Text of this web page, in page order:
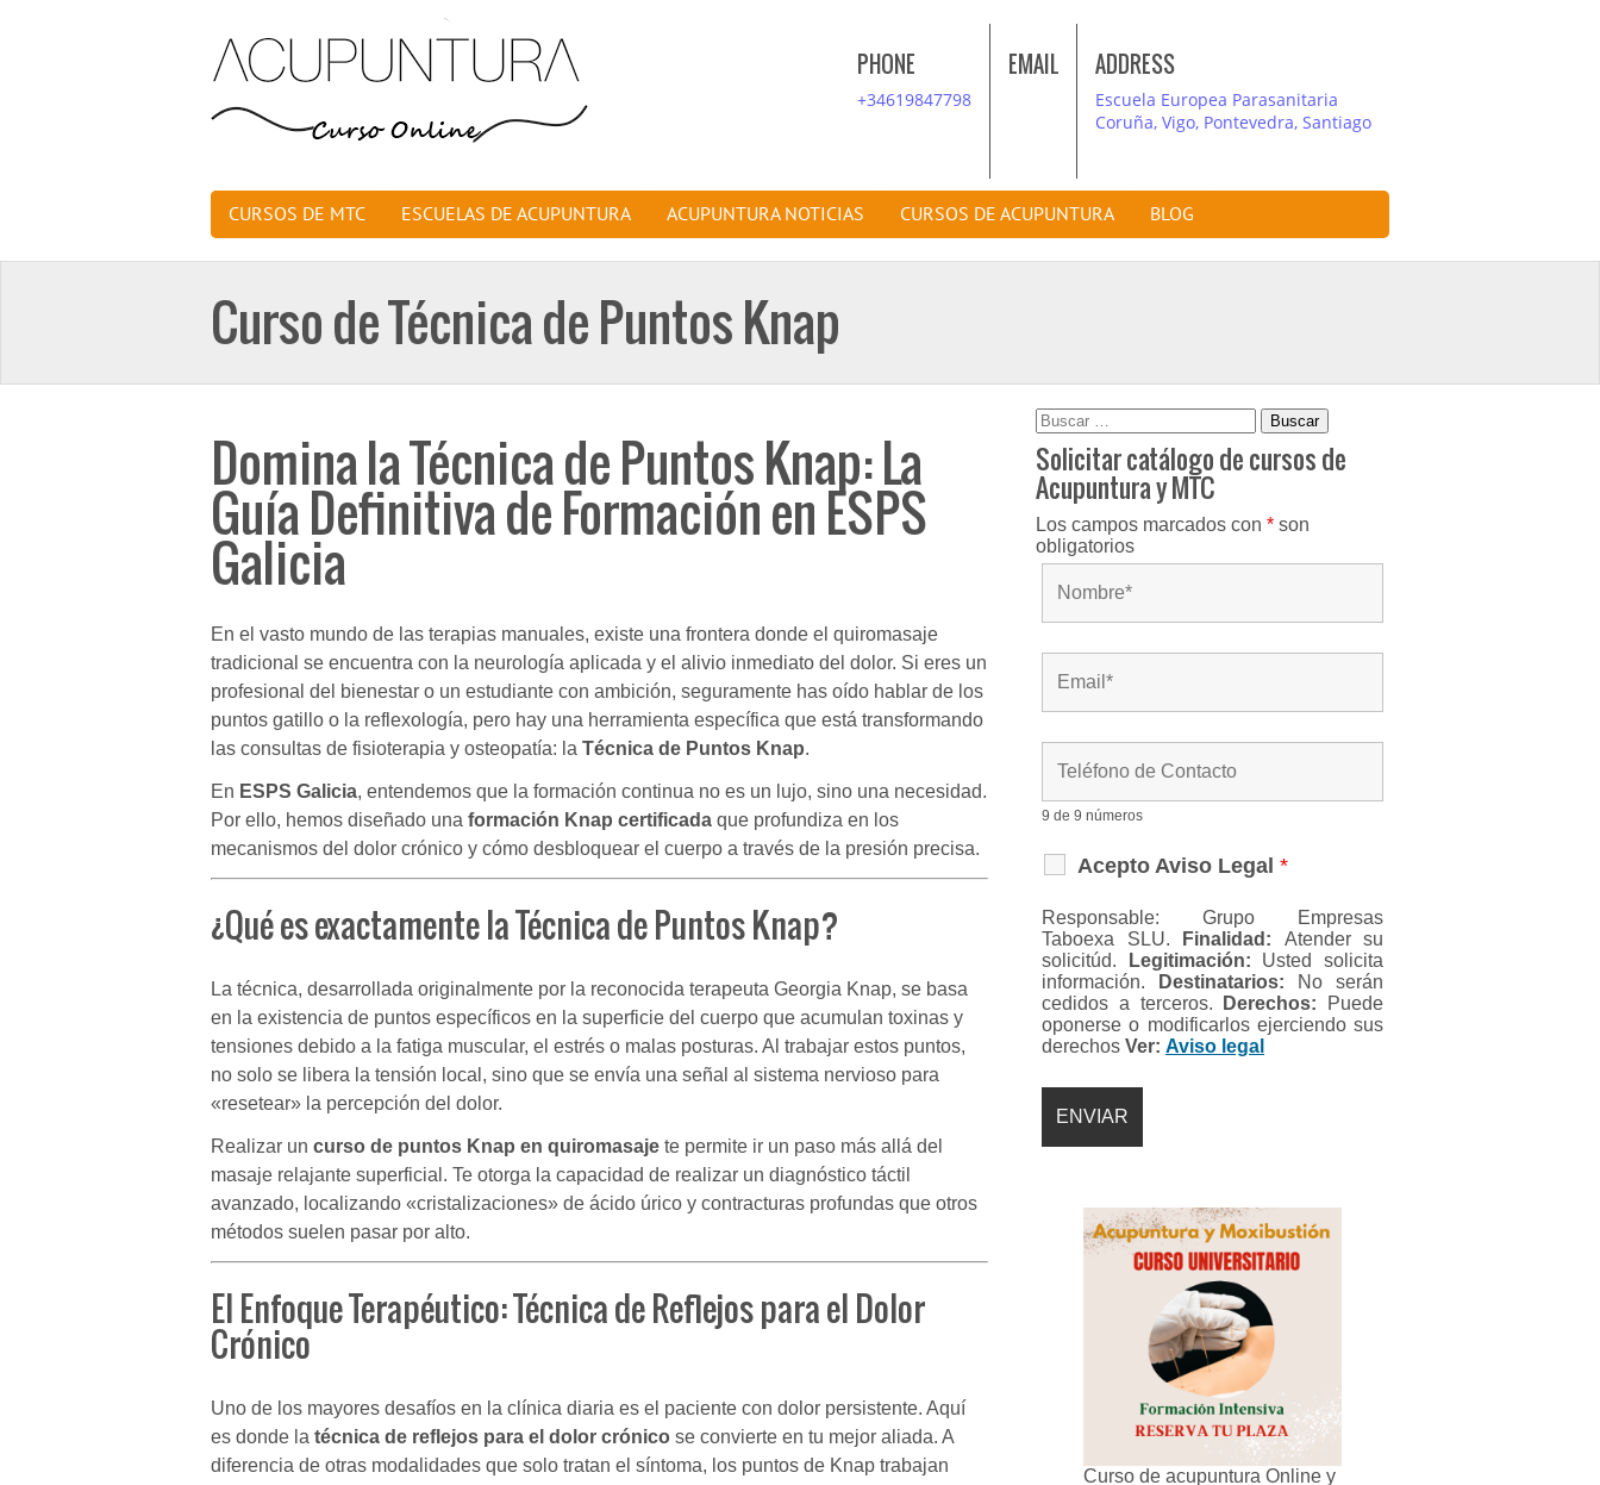
ADDRESS
Escuela Europea Parasanitaria
Coruña, Vigo, Pontevedra, Santiago
EMAIL
PHONE
+34619847798
CURSOS DE MTC ESCUELAS DE ACUPUNTURA ACUPUNTURA NOTICIAS CURSOS DE ACUPUNTURA BLOG
Curso de Técnica de Puntos Knap
Domina la Técnica de Puntos Knap: La
Guía Definitiva de Formación en ESPS
Galicia
En el vasto mundo de las terapias manuales, existe una frontera donde el quiromasaje
tradicional se encuentra con la neurología aplicada y el alivio inmediato del dolor. Si eres un
profesional del bienestar o un estudiante con ambición, seguramente has oído hablar de los
puntos gatillo o la reflexología, pero hay una herramienta específica que está transformando
las consultas de fisioterapia y osteopatía: la Técnica de Puntos Knap.
En ESPS Galicia, entendemos que la formación continua no es un lujo, sino una necesidad.
Por ello, hemos diseñado una formación Knap certificada que profundiza en los
mecanismos del dolor crónico y cómo desbloquear el cuerpo a través de la presión precisa.
¿Qué es exactamente la Técnica de Puntos Knap?
La técnica, desarrollada originalmente por la reconocida terapeuta Georgia Knap, se basa
en la existencia de puntos específicos en la superficie del cuerpo que acumulan toxinas y
tensiones debido a la fatiga muscular, el estrés o malas posturas. Al trabajar estos puntos,
no solo se libera la tensión local, sino que se envía una señal al sistema nervioso para
«resetear» la percepción del dolor.
Realizar un curso de puntos Knap en quiromasaje te permite ir un paso más allá del
masaje relajante superficial. Te otorga la capacidad de realizar un diagnóstico táctil
avanzado, localizando «cristalizaciones» de ácido úrico y contracturas profundas que otros
métodos suelen pasar por alto.
El Enfoque Terapéutico: Técnica de Reflejos para el Dolor
Crónico
Uno de los mayores desafíos en la clínica diaria es el paciente con dolor persistente. Aquí
es donde la técnica de reflejos para el dolor crónico se convierte en tu mejor aliada. A
diferencia de otras modalidades que solo tratan el síntoma, los puntos de Knap trabajan
Buscar:
Solicitar catálogo de cursos de
Acupuntura y MTC
Los campos marcados con * son
obligatorios
9 de 9 números
Acepto Aviso Legal *
Responsable: Grupo Empresas
Taboexa SLU.
Finalidad: Atender su
solicitúd.
Legitimación: Usted solicita
información.
Destinatarios: No serán
cedidos a terceros.
Derechos: Puede
oponerse o modificarlos ejerciendo sus
derechos Ver: Aviso legal
Curso de acupuntura Online y